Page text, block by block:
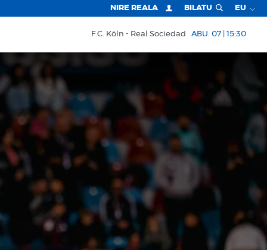
NIRE REALA BILATU EU
F.C. Köln Real Sociedad ABU. 07 | 15:30